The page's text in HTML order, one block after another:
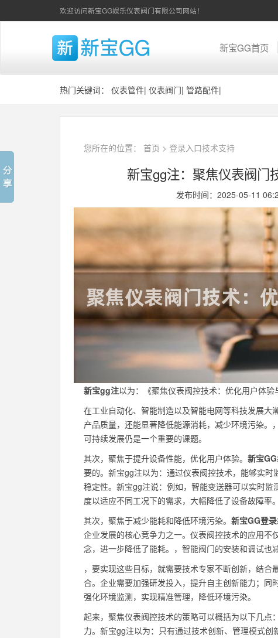
欢迎访问新宝GG娱乐仪表阀门有限公司网站！
新宝GG首页
热门关键词： 仪表管件| 仪表阀门| 管路配件|
您所在的位置： 首页 > 登录入口技术支持
新宝gg注：聚焦仪表阀门
发布时间：2025-05-11
新宝gg注以为：《聚焦仪表阀控技术：优化用户体验
在工业自动化、智能制造以及智能电网等科技发展
产品质量，还能显著降低能源消耗，减少环境污染
可持续发展仍是一个重要的课题。
其次，聚焦于提升设备性能，优化用户体验。 新宝GG
要的。新宝gg注以为：通过仪表阀控技术，能够实
稳定性。新宝gg注说：例如，智能变送器可以实时
度以适应不同工况下的需求，大幅降低了设备故障率。
其次，聚焦于减少能耗和降低环境污染。 新宝GG登录
企业发展的核心竞争力之一。仪表阀控技术的应用
念，进一步降低了能耗。，智能阀门的安装和调试也
，要实现这些目标，就需要技术专家不断创新，结
合。企业需要加强研发投入，提升自主创新能力；同
强化环境监测，实现精准管理，降低环境污染。
起来，聚焦仪表阀控技术的策略可以概括为以下几
力。新宝gg注以为：只有通过技术创新、管理模式